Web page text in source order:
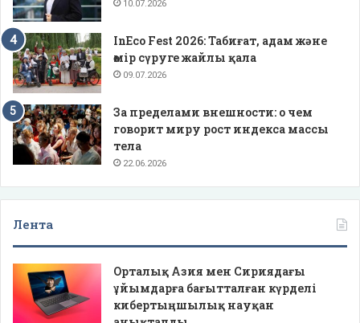
10.07.2026
InEco Fest 2026: Табиғат, адам және
өмір сүруге жайлы қала
09.07.2026
За пределами внешности: о чем
говорит миру рост индекса массы
тела
22.06.2026
Лента
Орталық Азия мен Сириядағы
ұйымдарға бағытталған күрделі
кибертыңшылық науқан